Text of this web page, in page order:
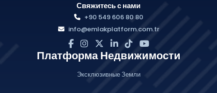
Свяжитесь с нами
+90 549 606 80 80
info@emlakplatform.com.tr
Платформа Недвижимости
Эксклюзивные Земли